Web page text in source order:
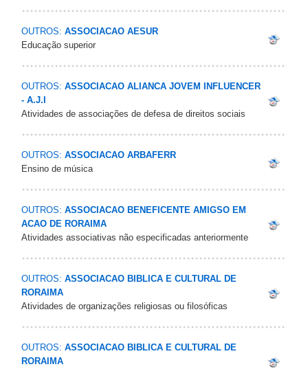
OUTROS: ASSOCIACAO AESUR
Educação superior
OUTROS: ASSOCIACAO ALIANCA JOVEM INFLUENCER
- A.J.I
Atividades de associações de defesa de direitos sociais
OUTROS: ASSOCIACAO ARBAFERR
Ensino de música
OUTROS: ASSOCIACAO BENEFICENTE AMIGSO EM
ACAO DE RORAIMA
Atividades associativas não especificadas anteriormente
OUTROS: ASSOCIACAO BIBLICA E CULTURAL DE
RORAIMA
Atividades de organizações religiosas ou filosóficas
OUTROS: ASSOCIACAO BIBLICA E CULTURAL DE
RORAIMA